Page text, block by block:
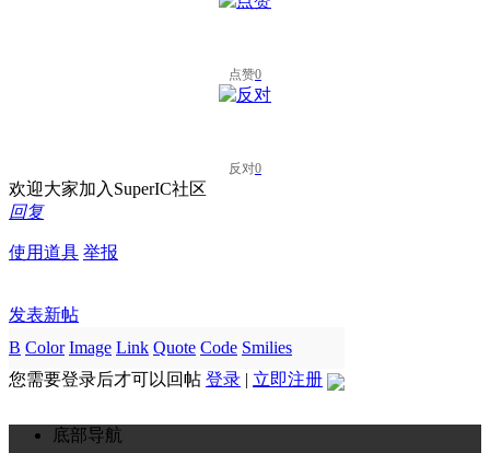
点赞0
反对0
欢迎大家加入SuperIC社区
回复
使用道具 举报
发表新帖
B Color Image Link Quote Code Smilies
您需要登录后才可以回帖 登录 | 立即注册
底部导航